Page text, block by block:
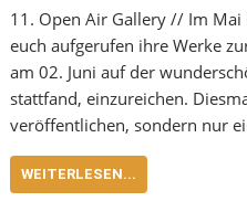
11. Open Air Gallery // Im
euch aufgerufen ihre Werke
am 02. Juni auf der
stattfand, einzureichen.
veröffentlichen, sondern nur
WEITERLESEN...